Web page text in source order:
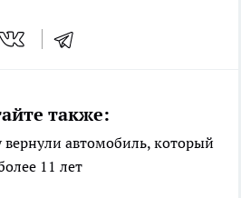
также:
вернули автомобиль, который
11 лет